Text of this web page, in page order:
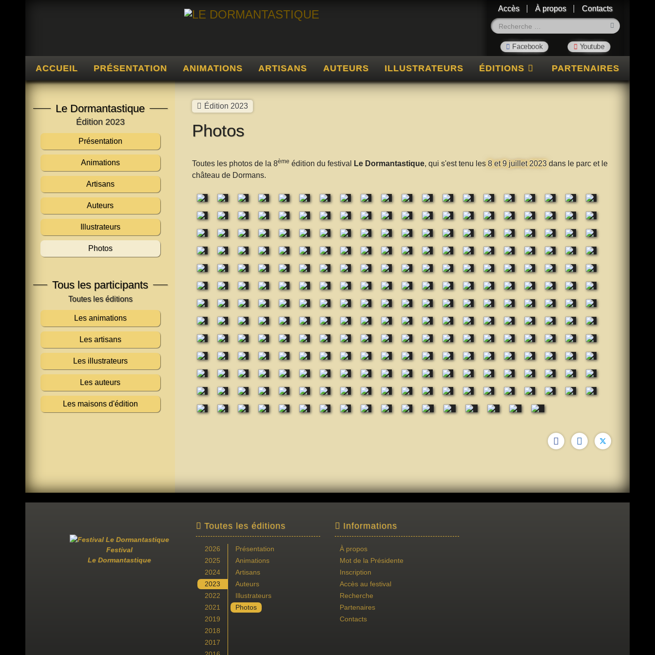
Accès À propos
Contacts
ACCUEIL PRÉSENTATION ANIMATIONS ARTISANS AUTEURS ILLUSTRATEURS ÉDITIONS PARTENAIRES
Le Dormantastique
Édition 2023
Présentation
Animations
Artisans
Auteurs
Illustrateurs
Photos
Tous les participants
Les animations
Les artisans
Les illustrateurs
Les auteurs
Les maisons d'édition
Édition 2023
Photos
Toutes les photos de la 8ème édition du festival Le Dormantastique, qui s'est tenu les 8 et 9 juillet 2023dans le parc et le
château de Dormans.
Festival
Le Dormantastique
Toutes les éditions
2026
2025
2024
2023
2022
2021
2019
2018
2017
Présentation
Animations
Artisans
Auteurs
Illustrateurs
Photos
Informations
À propos
Mot de la Présidente
Inscription
Accès au festival
Recherche
Partenaires
Contacts